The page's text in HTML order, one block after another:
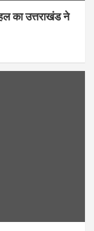
का उत्तराखंड ने